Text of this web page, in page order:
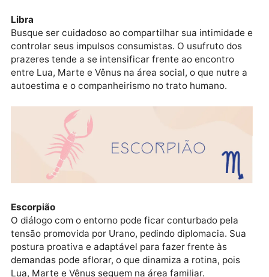
objetivo, visto Urano tensionado. Criatividade e
dinamismo tendem a se mostrar pontos de força no
a dia, o que eleva a produtividade e lhe ajuda a
conciliar demandas diversas.
Libra
Busque ser cuidadoso ao compartilhar sua
controlar seus impulsos consumistas. O usufruto dos
prazeres tende a se intensificar frente ao encontro
entre Lua, Marte e Vênus na área social, o que nutre
autoestima e o companheirismo no trato humano.